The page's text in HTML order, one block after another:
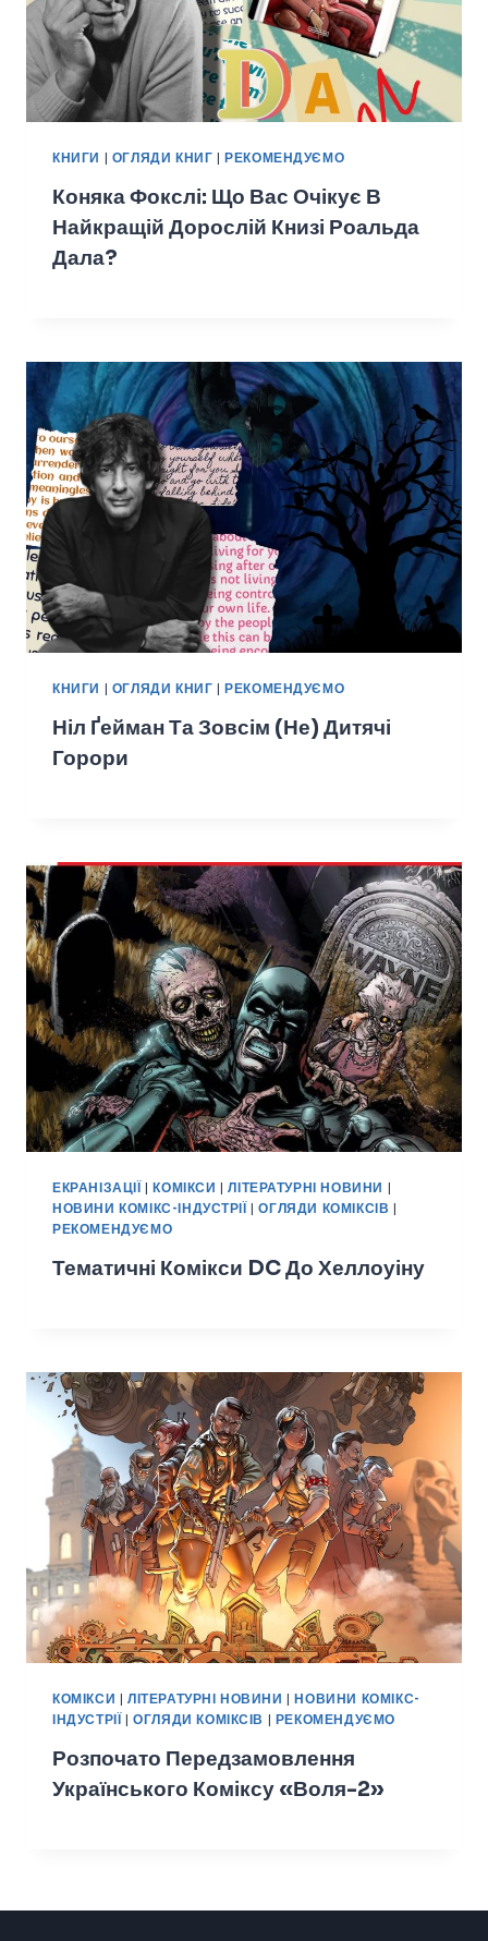
КНИГИ | ОГЛЯДИ КНИГ |РЕКОМЕНДУЄМО
Коняка Фокслі: Що Вас Очікує В
Найкращій Дорослій Книзі Роальда
Дала?
КНИГИ | ОГЛЯДИ КНИГ |РЕКОМЕНДУЄМО
Ніл Ґейман Та Зовсім (не) Дитячі
Горори
ЕКРАНІЗАЦІЇ |КОМІКСИ |ЛІТЕРАТУРНІ НОВИНИ |
НОВИНИ КОМІКС-ІНДУСТРІЇ |ОГЛЯДИ КОМІКСІВ |
РЕКОМЕНДУЄМО
Тематичні Комікси DC До Хеллоуіну
КОМІКСИ | ЛІТЕРАТУРНІ НОВИНИ |НОВИНИ КОМІКС-
ІНДУСТРІЇ |ОГЛЯДИ КОМІКСІВ | РЕКОМЕНДУЄМО
Розпочато Передзамовлення
Українського Коміксу «Воля-2»